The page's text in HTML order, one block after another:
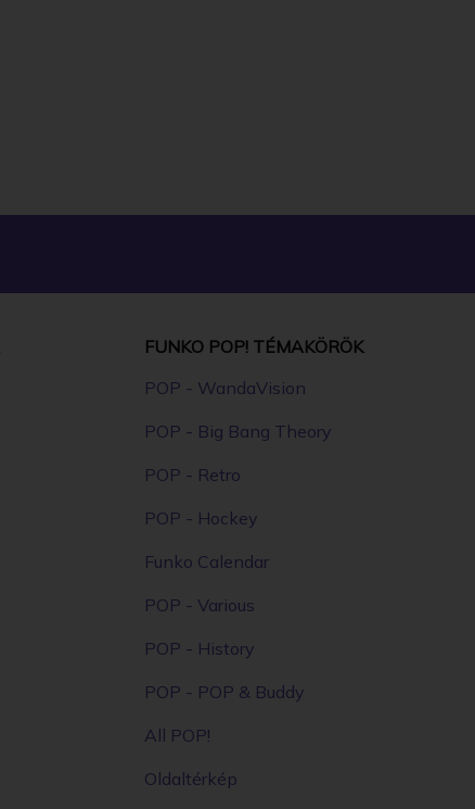
FUNKO POP! TÉMAKÖRÖK
POP - WandaVision
POP - Big Bang Theory
POP - Retro
POP - Hockey
Funko Calendar
POP - Various
POP - History
POP - POP & Buddy
All POP!
Oldaltérkép